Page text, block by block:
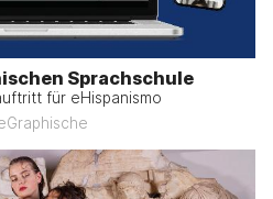
Sprachschule
für eHispanismo